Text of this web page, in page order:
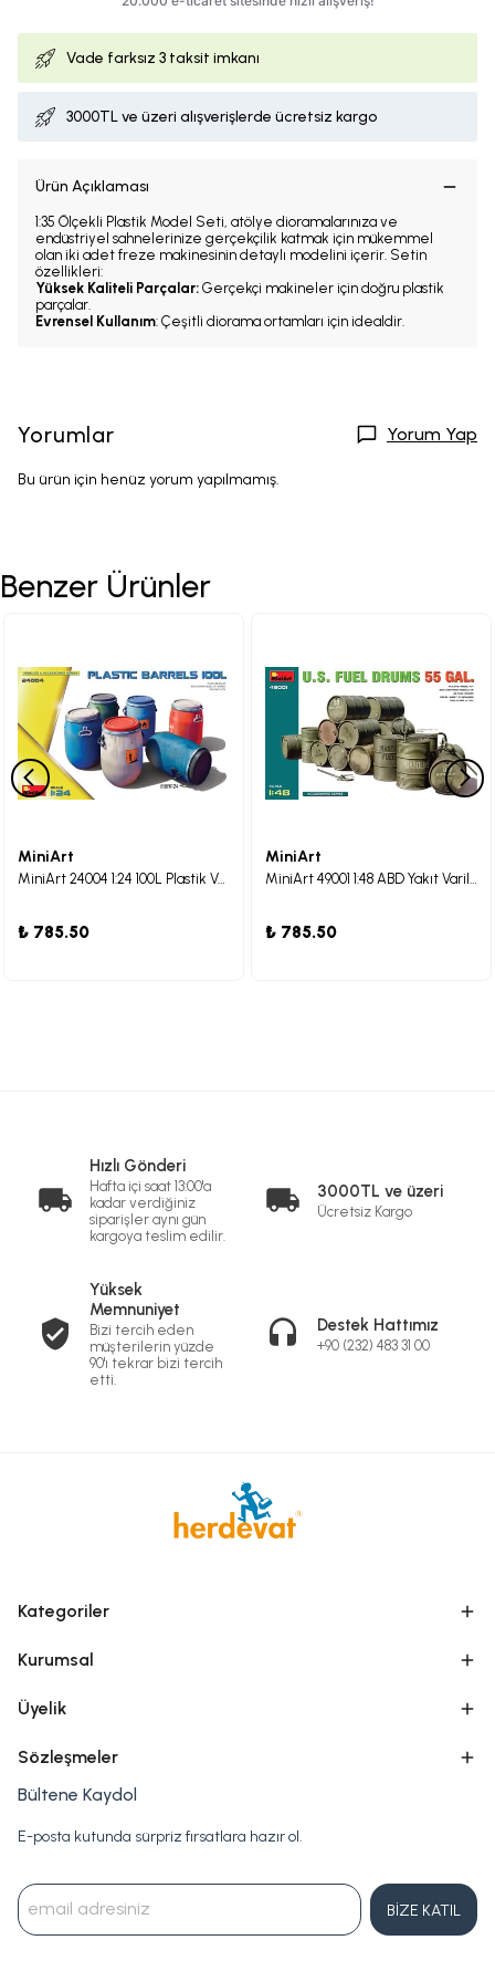
Vade farksız 3 taksit imkanı
3000TL ve üzeri alışverişlerde ücretsiz kargo
Ürün Açıklaması
1:35 Ölçekli Plastik Model Seti, atölye dioramalarınıza ve
endüstriyel sahnelerinize gerçekçilik katmak için mükemmel
olan iki adet freze makinesinin detaylı modelini içerir. Setin
özellikleri:
Yüksek Kaliteli Parçalar: Gerçekçi makineler için doğru plastik
parçalar.
Evrensel Kullanım: Çeşitli diorama ortamları için idealdir.
Yorumlar Yorum Yap
Bu ürün için henüz yorum yapılmamış.
Benzer Ürünler
MiniArt
MiniArt 24004 1:24 100L Plastik Variller
₺ 785.50
MiniArt
MiniArt 49001 1:48 ABD Yakıt Varilleri 55 Gal
₺ 785.50
Hızlı Gönderi
Hafta içi saat 13:00'a
kadar verdiğiniz
siparişler aynı gün
kargoya teslim edilir.
3000TL ve üzeri
Ücretsiz Kargo
Yüksek
Memnuniyet
Bizi tercih eden
müşterilerin yüzde
90'ı tekrar bizi tercih
etti.
Destek Hattımız
+90 (232) 483 31 00
Kategoriler
Kurumsal
Üyelik
Sözleşmeler
Bültene Kaydol
E-posta kutunda sürpriz fırsatlara hazır ol.
BİZE KATIL